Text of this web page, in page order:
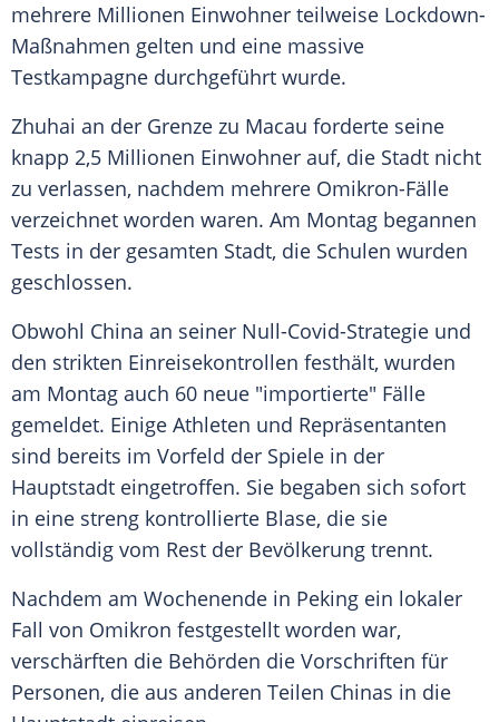
mehrere Millionen Einwohner teilweise Lockdown-
Maßnahmen gelten und eine massive
Testkampagne durchgeführt wurde.
Zhuhai an der Grenze zu Macau forderte seine
knapp 2,5 Millionen Einwohner auf, die Stadt nicht
zu verlassen, nachdem mehrere Omikron-Fälle
verzeichnet worden waren. Am Montag begannen
Tests in der gesamten Stadt, die Schulen wurden
geschlossen.
Obwohl China an seiner Null-Covid-Strategie und
den strikten Einreisekontrollen festhält, wurden
am Montag auch 60 neue "importierte" Fälle
gemeldet. Einige Athleten und Repräsentanten
sind bereits im Vorfeld der Spiele in der
Hauptstadt eingetroffen. Sie begaben sich sofort
in eine streng kontrollierte Blase, die sie
vollständig vom Rest der Bevölkerung trennt.
Nachdem am Wochenende in Peking ein lokaler
Fall von Omikron festgestellt worden war,
verschärften die Behörden die Vorschriften für
Personen, die aus anderen Teilen Chinas in die